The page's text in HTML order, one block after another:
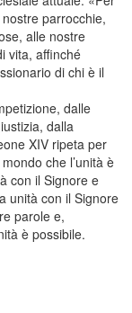
parrocchie,
alle nostre
vita, affinché
di chi è il
dalle
dalla
XIV ripeta per
che l’unità è
con il Signore e
unità con il Signore
parole e,
è possibile.